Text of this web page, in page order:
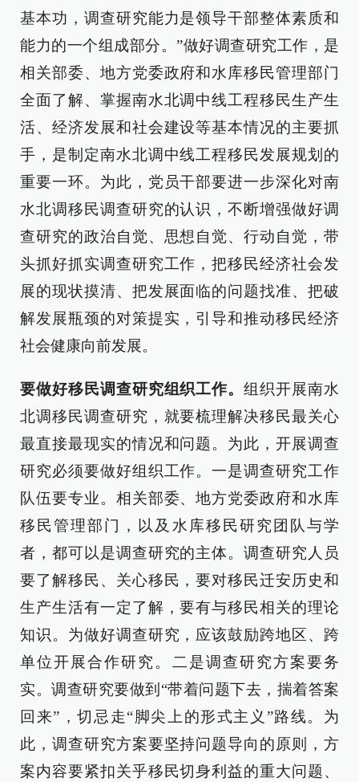
基本功，调查研究能力是领导干部整体素质和
能力的一个组成部分。”做好调查研究工作，是
相关部委、地方党委政府和水库移民管理部门
全面了解、掌握南水北调中线工程移民生产生
活、经济发展和社会建设等基本情况的主要抓
手，是制定南水北调中线工程移民发展规划的
重要一环。为此，党员干部要进一步深化对南
水北调移民调查研究的认识，不断增强做好调
查研究的政治自觉、思想自觉、行动自觉，带
头抓好抓实调查研究工作，把移民经济社会发
展的现状摸清、把发展面临的问题找准、把破
解发展瓶颈的对策提实，引导和推动移民经济
社会健康向前发展。
要做好移民调查研究组织工作。组织开展南水
北调移民调查研究，就要梳理解决移民最关心
最直接最现实的情况和问题。为此，开展调查
研究必须要做好组织工作。一是调查研究工作
队伍要专业。相关部委、地方党委政府和水库
移民管理部门，以及水库移民研究团队与学
者，都可以是调查研究的主体。调查研究人员
要了解移民、关心移民，要对移民迁安历史和
生产生活有一定了解，要有与移民相关的理论
知识。为做好调查研究，应该鼓励跨地区、跨
单位开展合作研究。二是调查研究方案要务
实。调查研究要做到“带着问题下去，揣着答案
回来”，切忌走“脚尖上的形式主义”路线。为
此，调查研究方案要坚持问题导向的原则，方
案内容要紧扣关乎移民切身利益的重大问题、